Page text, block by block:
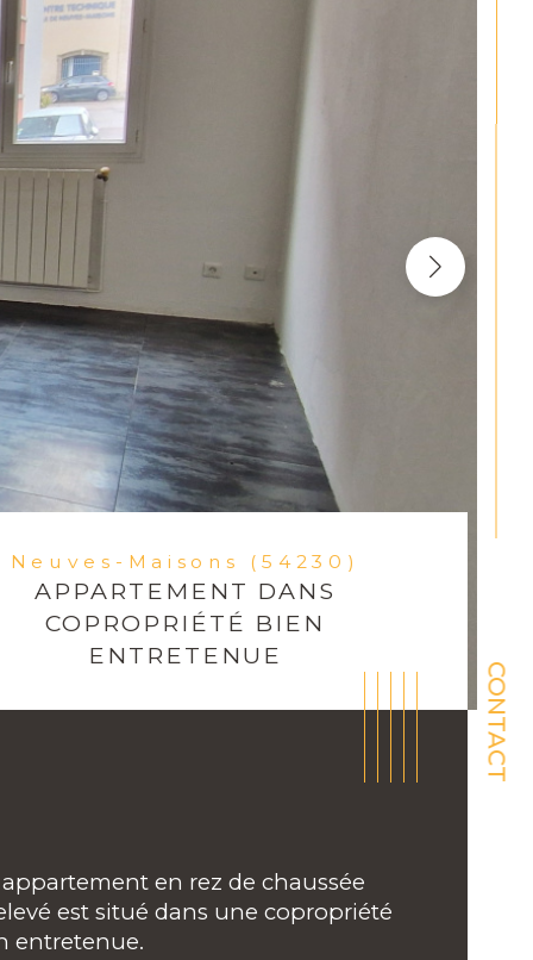
CONTACT
Neuves-Maisons (54230)
APPARTEMENT DANS
COPROPRIÉTÉ BIEN
ENTRETENUE
en rez de chaussée
est situé dans une copropriété
entretenue.